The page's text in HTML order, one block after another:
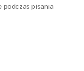
podczas pisania